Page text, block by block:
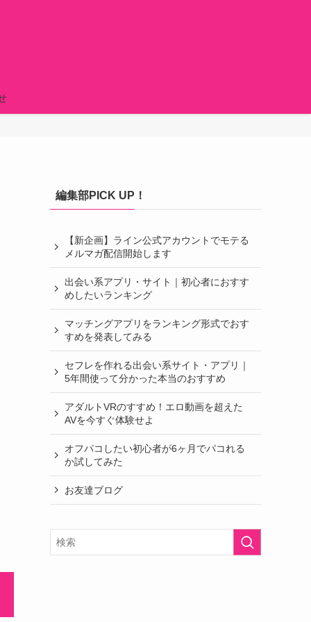
編集部PICK UP！
【新企画】ライン公式アカウントでモテる
メルマガ配信開始します
出会い系アプリ・サイト｜初心者におすす
めしたいランキング
マッチングアプリをランキング形式でおす
すめを発表してみる
セフレを作れる出会い系サイト・アプリ｜
5年間使って分かった本当のおすすめ
アダルトVRのすすめ！エロ動画を超えた
AVを今すぐ体験せよ
オフパコしたい初心者が6ヶ月でパコれる
か試してみた
お友達ブログ